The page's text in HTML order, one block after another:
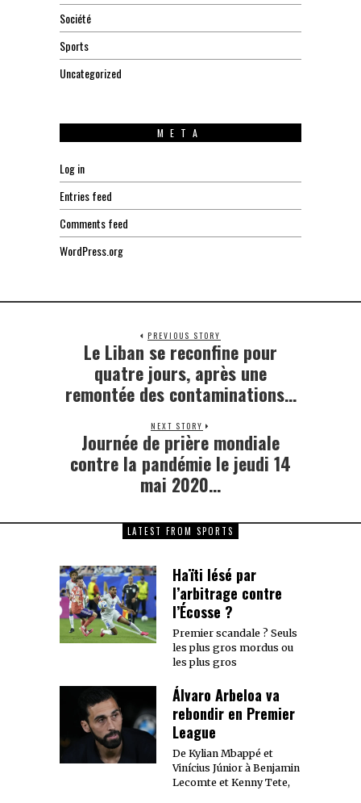
Société
Sports
Uncategorized
META
Log in
Entries feed
Comments feed
WordPress.org
PREVIOUS STORY
Previous
Le Liban se reconfine pour
quatre jours, après une
remontée des contaminations…
NEXT STORY
Next
post:
Journée de prière mondiale
contre la pandémie le jeudi 14
mai 2020…
LATEST FROM SPORTS
Haïti lésé par
l’arbitrage contre
l’Écosse ?
Premier scandale ? Seuls
les plus gros mordus ou
les plus gros
Álvaro Arbeloa va
rebondir en Premier
League
De Kylian Mbappé et
Vinícius Júnior à Benjamin
Lecomte et Kenny Tete,